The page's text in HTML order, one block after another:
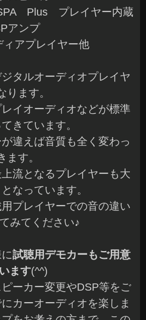
Plus プレイヤー内蔵
アンプ
アプレイヤー他
タルオーディオプレイヤ
ります。
イオーディオなどが標準
きています。
違えば音質も全く変わっ
ます。
流となるプレイヤーも大
なっています。
プレイヤーでの音の違い
みてください♪
試聴用デモカーもご用意
ます(^^)
ーカー変更やDSP等をご
カーオーディオを楽しま